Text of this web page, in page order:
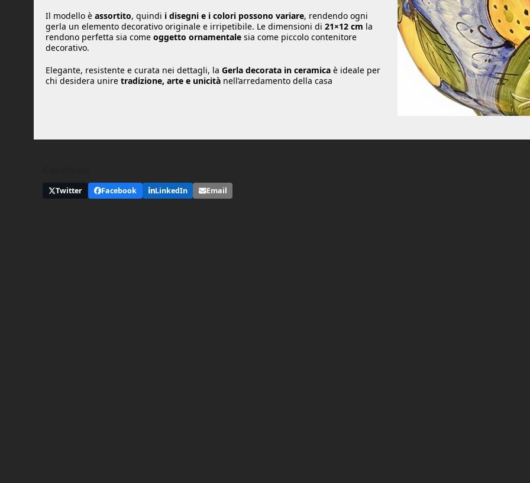
Il modello è assortito, quindi i disegni e i colori possono variare, rendendo ogni
gerla un elemento decorativo originale e irripetibile. Le dimensioni di 21×12 cm la
rendono perfetta sia come oggetto ornamentale sia come piccolo contenitore
decorativo.
Elegante, resistente e curata nei dettagli, la Gerla decorata in ceramica è ideale per
chi desidera unire tradizione, arte e unicità nell’arredamento della casa
Twitter Facebook LinkedIn Email